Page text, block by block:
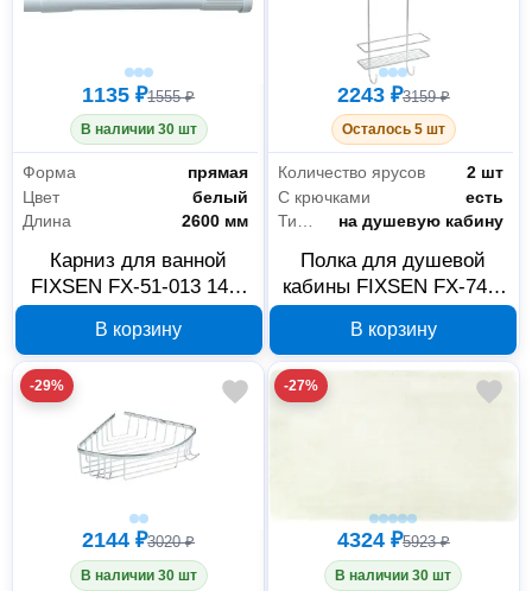
1135 ₽1555 ₽
В наличии 30 шт
Форма
прямая
Цвет
белый
Длина
2600 мм
Карниз для ванной
FIXSEN FX-51-013 140-
В корзину
2243 ₽3159 ₽
Осталось 5 шт
Количество ярусов
2 шт
С крючками
есть
Тип установки
на душевую кабину
Полка для душевой
кабины FIXSEN FX-740-
В корзину
-29%
2144 ₽3020 ₽
В наличии 30 шт
-27%
4324 ₽5923 ₽
В наличии 30 шт